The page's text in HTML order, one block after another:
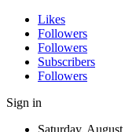
Likes
Followers
Followers
Subscribers
Followers
Sign in
Saturday,